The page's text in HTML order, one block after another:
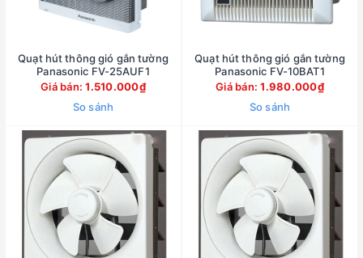
Quạt hút thông gió gắn tường
Panasonic FV-25AUF1
Giá bán:1.510.000₫
So sánh
Quạt hút thông gió gắn tường
Panasonic FV-10BAT1
Giá bán:1.980.000₫
So sánh